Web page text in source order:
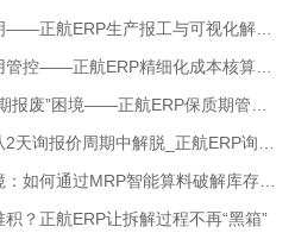
？正航ERP让拆解过程不再“黑箱”